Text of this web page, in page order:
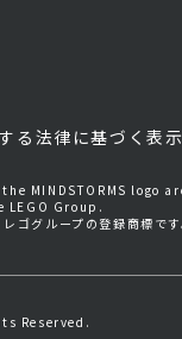
る法律に基づく表示
MINDSTORMS logo
Group.
ゴグループの登録商標です
Reserved.